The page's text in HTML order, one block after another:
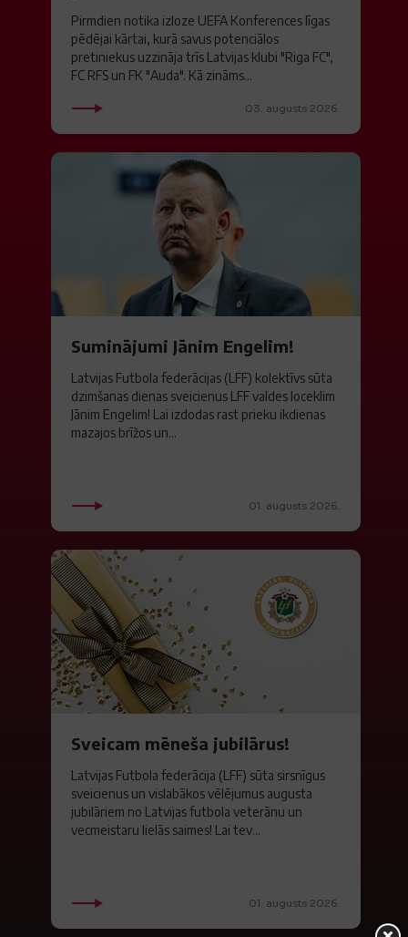
Pirmdien notika izloze UEFA Konferences līgas
pēdējai kārtai, kurā savus potenciālos
pretiniekus uzzināja trīs Latvijas klubi "Riga FC",
FC RFS un FK "Auda". Kā zināms...
03. augusts 2026.
Suminājumi Jānim Engelim!
Latvijas Futbola federācijas (LFF) kolektīvs sūta
dzimšanas dienas sveicienus LFF valdes loceklim
Jānim Engelim! Lai izdodas rast prieku ikdienas
mazajos brīžos un...
01. augusts 2026.
Sveicam mēneša jubilārus!
Latvijas Futbola federācija (LFF) sūta sirsnīgus
sveicienus un vislabākos vēlējumus augusta
jubilāriem no Latvijas futbola veterānu un
vecmeistaru lielās saimes! Lai tev...
01. augusts 2026.